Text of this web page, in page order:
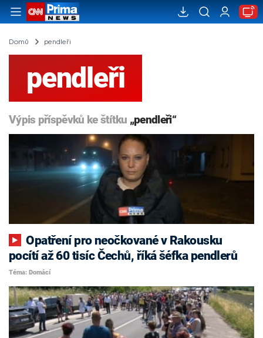
Domů pendleři
pendleři
Výpis příspěvků ke štítku „pendleři“
Opatření pro neočkované v Rakousku
pocítí až 60 tisíc Čechů, říká šéfka pendlerů
Téma: Domácí